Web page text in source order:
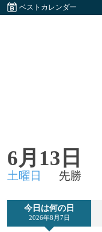
ベストカレンダー
6月13日
土曜日 先勝
今日は何の日
2026年8月7日